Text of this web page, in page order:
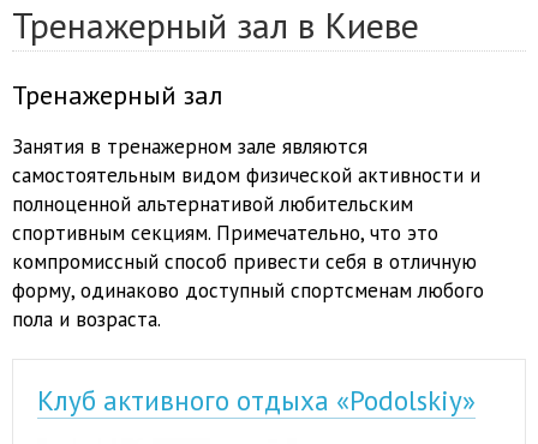
Тренажерный зал в Киеве
Тренажерный зал
Занятия в тренажерном зале являются
самостоятельным видом физической активности и
полноценной альтернативой любительским
спортивным секциям. Примечательно, что это
компромиссный способ привести себя в отличную
форму, одинаково доступный спортсменам любого
пола и возраста.
Клуб активного отдыха «Podolskiy»